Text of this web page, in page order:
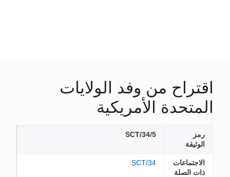
اقتراح من وفد الولايات
المتحدة الأمريكية
رمز
الوثيقة
SCT/34/5
الاجتماعات
ذات الصلة
SCT/34